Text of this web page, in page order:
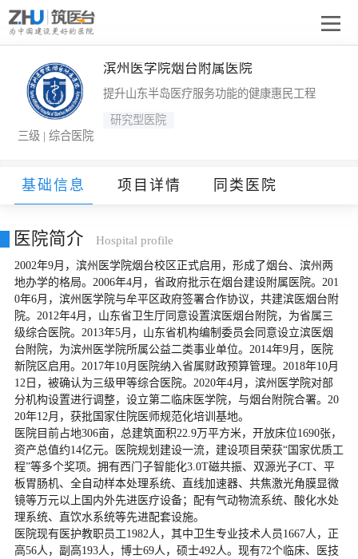
三级 | 综合医院
滨州医学院烟台附属医院
提升山东半岛医疗服务功能的健康惠民工程
研究型医院
基础信息 项目详情 同类医院
医院简介 Hospital profile
2002年9月，滨州医学院烟台校区正式启用，形成了烟台、滨州两
地办学的格局。2006年4月，省政府批示在烟台建设附属医院。201
0年6月，滨州医学院与牟平区政府签署合作协议，共建滨医烟台附
院。2012年4月，山东省卫生厅同意设置滨医烟台附院，为省属三
级综合医院。2013年5月，山东省机构编制委员会同意设立滨医烟
台附院，为滨州医学院所属公益二类事业单位。2014年9月，医院
新院区启用。2017年10月医院纳入省属财政预算管理。2018年10月
12日，被确认为三级甲等综合医院。2020年4月，滨州医学院对部
分机构设置进行调整，设立第二临床医学院，与烟台附院合署。20
20年12月，获批国家住院医师规范化培训基地。
医院目前占地306亩，总建筑面积22.9万平方米，开放床位1690张，
资产总值约14亿元。医院规划建设一流，建设项目荣获“国家优质工
程”等多个奖项。拥有西门子智能化3.0T磁共振、双源光子CT、平
板胃肠机、全自动样本处理系统、直线加速器、共焦激光角膜显微
镜等万元以上国内外先进医疗设备；配有气动物流系统、酸化水处
理系统、直饮水系统等先进配套设施。
医院现有医护教职员工1982人，其中卫生专业技术人员1667人，正
高56人，副高193人，博士69人，硕士492人。现有72个临床、医技